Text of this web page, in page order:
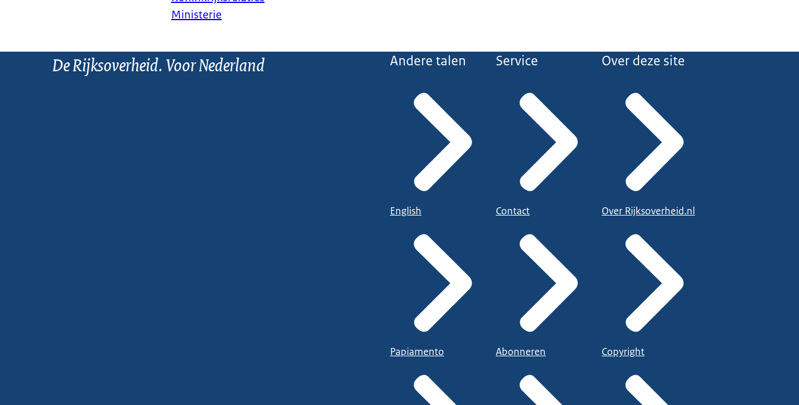
Ministerie
De Rijksoverheid. Voor Nederland Andere talen
English
Papiamento
Service
Contact
Abonneren
Over deze site
Over Rijksoverheid.nl
Copyright